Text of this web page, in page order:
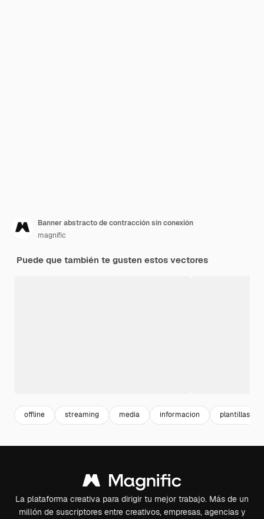
Banner abstracto de contracción sin conexión
magnific
Puede que también te gusten estos vectores
offline streaming media informacion plantillas
La plataforma creativa para dirigir tu mejor trabajo. Más de un
millón de suscriptores entre creativos, empresas, agencias y